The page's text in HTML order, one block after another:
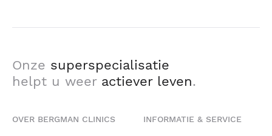
Onze superspecialisatie
helpt u weer actiever leven.
OVER BERGMAN CLINICS INFORMATIE & SERVICE